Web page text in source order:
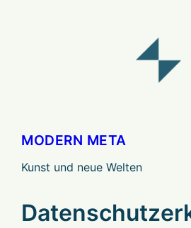
MODERN META
Kunst und neue Welten